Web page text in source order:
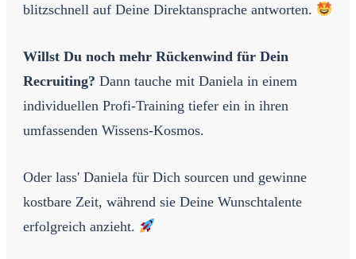
blitzschnell auf Deine Direktansprache antworten.
Willst Du noch mehr Rückenwind für Dein
Recruiting? Dann tauche mit Daniela in einem
individuellen Profi-Training tiefer ein in ihren
umfassenden Wissens-Kosmos.
Oder lass' Daniela für Dich sourcen und gewinne
kostbare Zeit, während sie Deine Wunschtalente
erfolgreich anzieht.